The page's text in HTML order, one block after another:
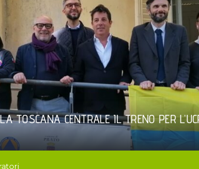
TOSCANA CENTRALE IL TRENO PER